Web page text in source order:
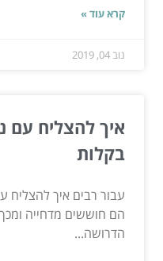
קרא עוד »
נוב 04, 2019
איך להצליח עם
בקלות
עבור רבים איך להצליח
הם חוששים מדחייה
הדרושה...